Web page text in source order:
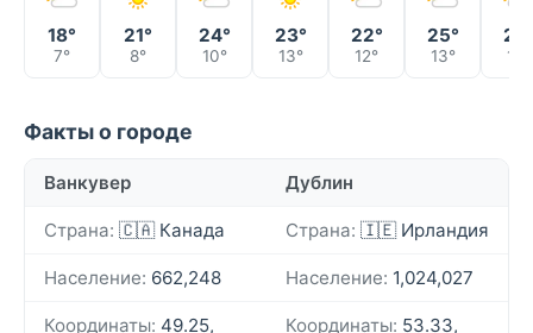
18°
7°
21°
8°
24°
10°
23°
13°
22°
12°
25°
13° 14°
Факты о городе
Ванкувер Дублин
Страна: 🇨🇦 Канада Страна: 🇮🇪 Ирландия
Население: 662,248 Население: 1,024,027
Координаты: 49.25, Координаты: 53.33,